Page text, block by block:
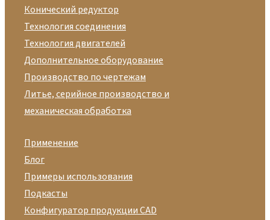
Конический редуктор
Технология соединения
Технология двигателей
Дополнительное оборудование
Производство по чертежам
Литье, серийное производство и
механическая обработка
Применение
Блог
Примеры использования
Подкасты
Конфигуратор продукции CAD